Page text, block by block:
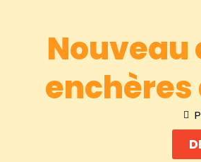
Nouveau
enchères